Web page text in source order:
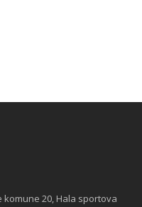
komune 20, Hala sportova